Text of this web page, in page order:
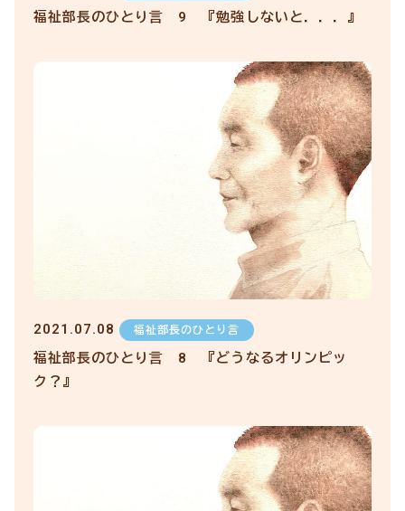
福祉部長のひとり言 9 『勉強しないと．．．』
2021.07.08 福祉部長のひとり言
福祉部長のひとり言 8 『どうなるオリンピッ
ク？』